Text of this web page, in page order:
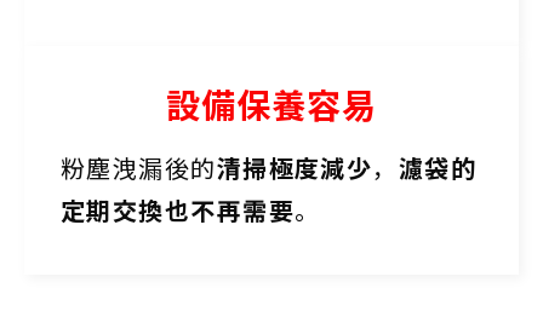
設備保養容易
粉塵洩漏後的清掃極度減少， 濾袋的
定期交換也不再需要。